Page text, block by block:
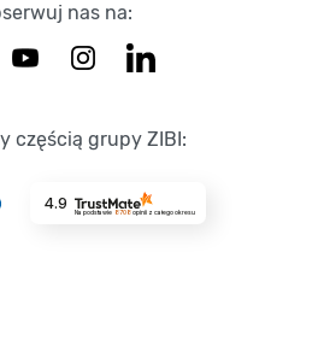
nas na:
częścią grupy ZIBI:
4.9
Na podstawie 8708opinii z całego okresu